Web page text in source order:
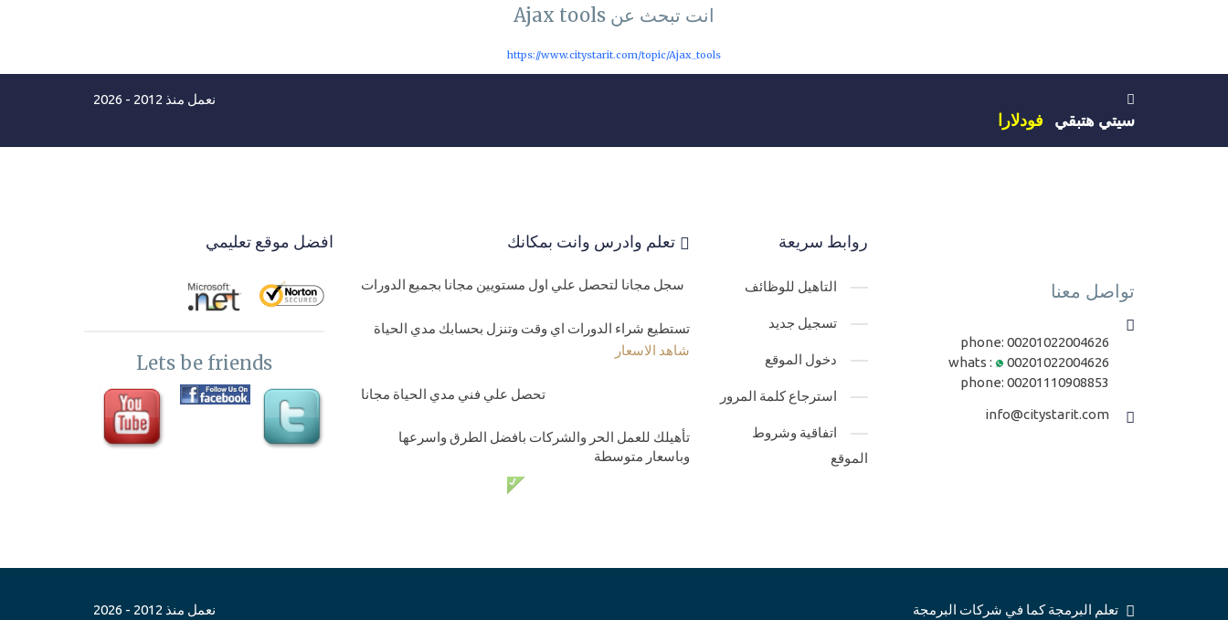
انت تبحث عن Ajax tools
https://www.citystarit.com/topic/Ajax_tools
نعمل منذ 2012 - 2026
سيتي هتبقي فودلارا
تواصل معنا
phone: 00201022004626
whats :
00201022004626
phone: 00201110908853
info@citystarit.com
روابط سريعة
التاهيل للوظائف
تسجيل جديد
دخول الموقع
استرجاع كلمة المرور
اتفاقية وشروط
الموقع
تعلم وادرس وانت بمكانك
سجل مجانا لتحصل علي اول مستويين مجانا بجميع الدورات
تستطيع شراء الدورات اي وقت وتنزل بحسابك مدي الحياة
شاهد الاسعار
تحصل علي فني مدي الحياة مجانا
تأهيلك للعمل الحر والشركات بافضل الطرق واسرعها
وباسعار متوسطة
افضل موقع تعليمي
Lets be friends
تعلم البرمجة كما في شركات البرمجة نعمل منذ 2012 - 2026